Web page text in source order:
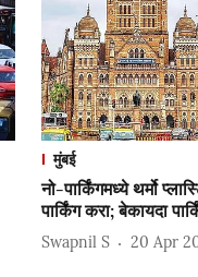
मुंबई
नो-पार्किंगमध्ये थर्मो
पार्किंग करा; बेकायदा
Swapnil S 20 Apr